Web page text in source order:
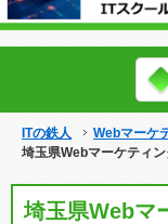
ITの鉄人
Webマーケ
埼玉県Webマーケティ
埼玉県Webマ